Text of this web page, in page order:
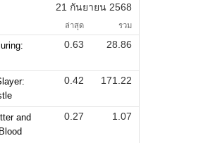
21 กันยายน 2568
ล่าสุด รวม
0.63 28.86
0.42 171.22
and
0.27 1.07